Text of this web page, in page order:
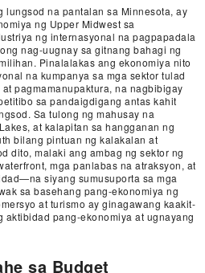
lungsod na pantalan sa Minnesota, ay
ng Upper Midwest sa
ng internasyonal na pagpapadala
nag-uugnay sa gitnang bahagi ng
Pinalalakas ang ekonomiya nito
na kumpanya sa mga sektor tulad
pagmamanupaktura, na nagbibigay
sa pandaigdigang antas kahit
Sa tulong ng mahusay na
at kalapitan sa hangganan ng
bilang pintuan ng kalakalan at
dito, malaki ang ambag ng sektor ng
mga panlabas na atraksyon, at
siyang sumusuporta sa mga
sa basehang pang-ekonomiya ng
at turismo ay ginagawang kaakit-
pang-ekonomiya at ugnayang
sa Budget